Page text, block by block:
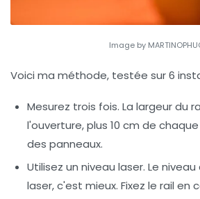
Image by
Voici ma méthode, testée sur 6
Mesurez trois fois. La largeur du
l'ouverture, plus 10 cm de
des panneaux.
Utilisez un niveau laser. Le
laser, c'est mieux. Fixez le rail